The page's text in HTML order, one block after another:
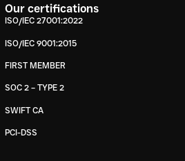
Our certifications
ISO/IEC 27001:2022
ISO/IEC 9001:2015
FIRST MEMBER
SOC 2 – TYPE 2
SWIFT CA
PCI-DSS